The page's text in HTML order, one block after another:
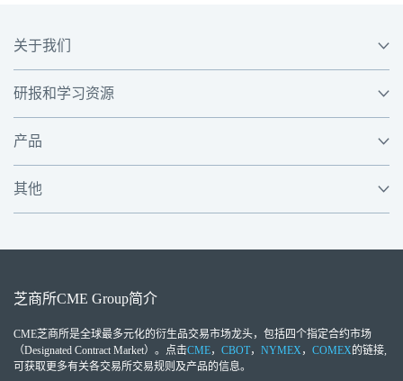
关于我们
研报和学习资源
产品
其他
芝商所CME Group简介
CME芝商所是全球最多元化的衍生品交易市场龙头，包括四个指定合约市场
（Designated Contract Market）。点击CME， CBOT， NYMEX， COMEX的链接,
可获取更多有关各交易所交易规则及产品的信息。